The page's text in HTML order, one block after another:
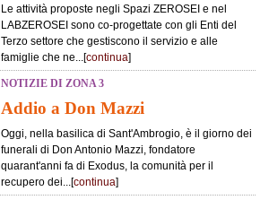
Le attività proposte negli Spazi ZEROSEI e nel
LABZEROSEI sono co-progettate con gli Enti del
Terzo settore che gestiscono il servizio e alle
famiglie che ne...[continua]
NOTIZIE DI ZONA 3
Addio a Don Mazzi
Oggi, nella basilica di Sant'Ambrogio, è il giorno dei
funerali di Don Antonio Mazzi, fondatore
quarant'anni fa di Exodus, la comunità per il
recupero dei...[continua]